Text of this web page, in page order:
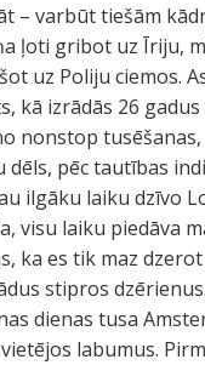
– varbūt tiešām
ļoti gribot uz Īriju,
uz Poliju ciemos.
kā izrādās 26 gadus
nonstop
dēls, pēc tautības
ilgāku laiku dzīvo
visu laiku piedāva
ka es tik maz
stipros
dienas tusa
labumus.